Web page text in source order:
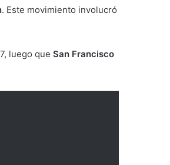
. Este movimiento involucró
luego que San Francisco